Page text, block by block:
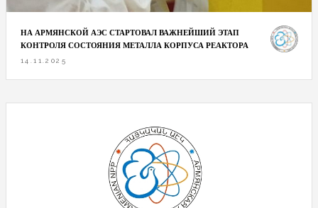
НА АРМЯНСКОЙ АЭС СТАРТОВАЛ ВАЖНЕЙШИЙ ЭТАП
КОНТРОЛЯ СОСТОЯНИЯ МЕТАЛЛА КОРПУСА РЕАКТОРА
14.11.2025